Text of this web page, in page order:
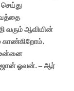
வரும் ஆவியின்
காண்கிறோம்.
உன்னை
ஜோன் ஓவன். – ஆர்